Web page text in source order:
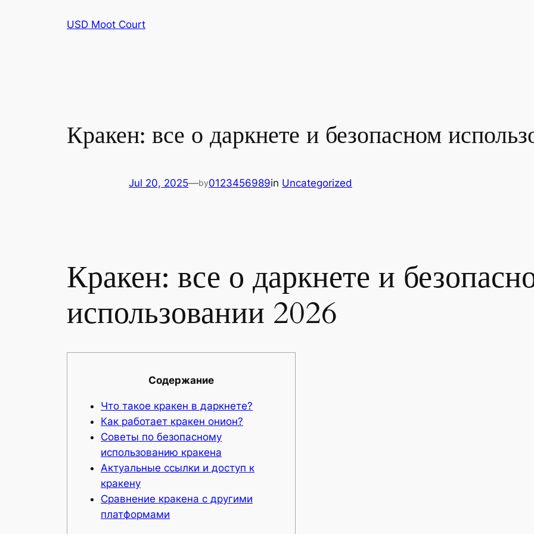
USD Moot Court
Кракен: все о даркнете и безопасном
Jul 20, 2025—by0123456989in Uncategorized
Кракен: все о даркнете и
использовании 2026
Содержание
Что такое кракен в даркнете?
Как работает кракен онион?
Советы по безопасному
использованию кракена
Актуальные ссылки и доступ к
кракену
Сравнение кракена с другими
платформами